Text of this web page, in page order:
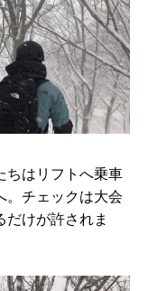
ちはリフトへ乗車
。チェックは大会
けが許されま